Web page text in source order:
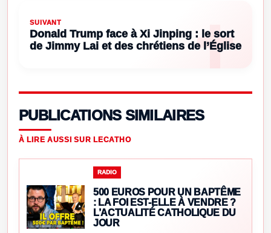
SUIVANT
Donald Trump face à Xi Jinping : le sort
de Jimmy Lai et des chrétiens de l’Église
PUBLICATIONS SIMILAIRES
À LIRE AUSSI SUR LECATHO
RADIO
500 EUROS POUR UN BAPTÊME
: LA FOI EST-ELLE À VENDRE ?
L’ACTUALITÉ CATHOLIQUE DU
JOUR